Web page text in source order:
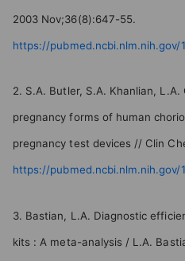
2003 Nov;36(8):647-55.
https://pubmed.ncbi.nlm.nih.gov/
2. S.A. Butler, S.A. Khanlian,
pregnancy forms of human
pregnancy test devices // Clin
https://pubmed.ncbi.nlm.nih.gov/
3. Bastian, L.A. Diagnostic
kits : A meta-analysis / L.A.